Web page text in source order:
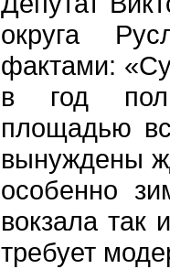
округа
фактами:
в год
площадью
вынуждены
особенно
вокзала так
требует